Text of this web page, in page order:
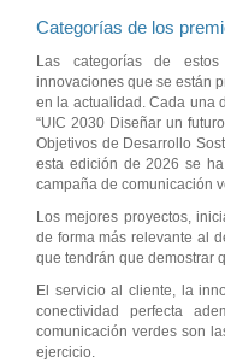
Categorías de los
Las categorías de
innovaciones que se están
en la actualidad. Cada una
“UIC 2030 Diseñar un
Objetivos de Desarrollo
esta edición de 2026 se
campaña de comunicación
Los mejores proyectos,
de forma más relevante al
que tendrán que demostrar
El servicio al cliente, la
conectividad perfecta
comunicación verdes son
ejercicio.